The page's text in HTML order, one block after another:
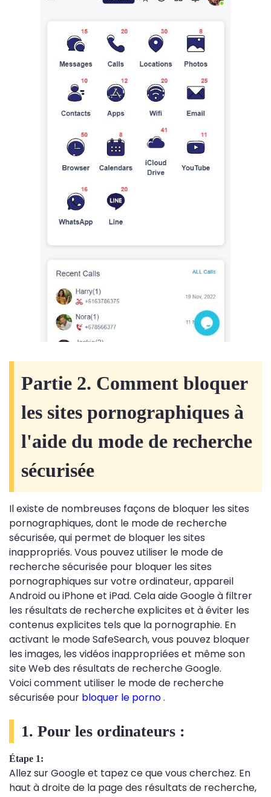
Partie 2. Comment bloquer
les sites pornographiques à
l'aide du mode de recherche
sécurisée
Il existe de nombreuses façons de bloquer les sites
pornographiques, dont le mode de recherche
sécurisée, qui permet de bloquer les sites
inappropriés. Vous pouvez utiliser le mode de
recherche sécurisée pour bloquer les sites
pornographiques sur votre ordinateur, appareil
Android ou iPhone et iPad. Cela aide Google à filtrer
les résultats de recherche explicites et à éviter les
contenus explicites tels que la pornographie. En
activant le mode SafeSearch, vous pouvez bloquer
les images, les vidéos inappropriées et même son
site Web des résultats de recherche Google.
Voici comment utiliser le mode de recherche
sécurisée pour bloquer le porno.
1. Pour les ordinateurs :
Étape 1:
Allez sur Google et tapez ce que vous cherchez. En
haut à droite de la page des résultats de recherche,